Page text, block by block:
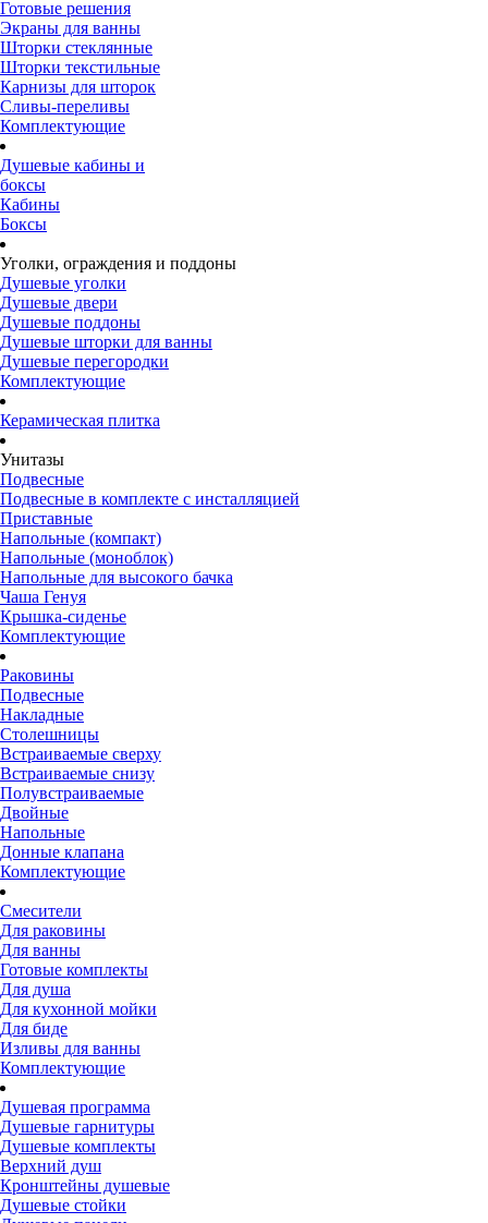
Готовые решения
Экраны для ванны
Шторки стеклянные
Шторки текстильные
Карнизы для шторок
Сливы-переливы
Комплектующие
Душевые кабины и
боксы
Кабины
Боксы
Уголки, ограждения и поддоны
Душевые уголки
Душевые двери
Душевые поддоны
Душевые шторки для ванны
Душевые перегородки
Комплектующие
Керамическая плитка
Унитазы
Подвесные
Подвесные в комплекте с инсталляцией
Приставные
Напольные (компакт)
Напольные (моноблок)
Напольные для высокого бачка
Чаша Генуя
Крышка-сиденье
Комплектующие
Раковины
Подвесные
Накладные
Столешницы
Встраиваемые сверху
Встраиваемые снизу
Полувстраиваемые
Двойные
Напольные
Донные клапана
Комплектующие
Смесители
Для раковины
Для ванны
Готовые комплекты
Для душа
Для кухонной мойки
Для биде
Изливы для ванны
Комплектующие
Душевая программа
Душевые гарнитуры
Душевые комплекты
Верхний душ
Кронштейны душевые
Душевые стойки